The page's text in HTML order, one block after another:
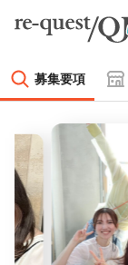
募集要項